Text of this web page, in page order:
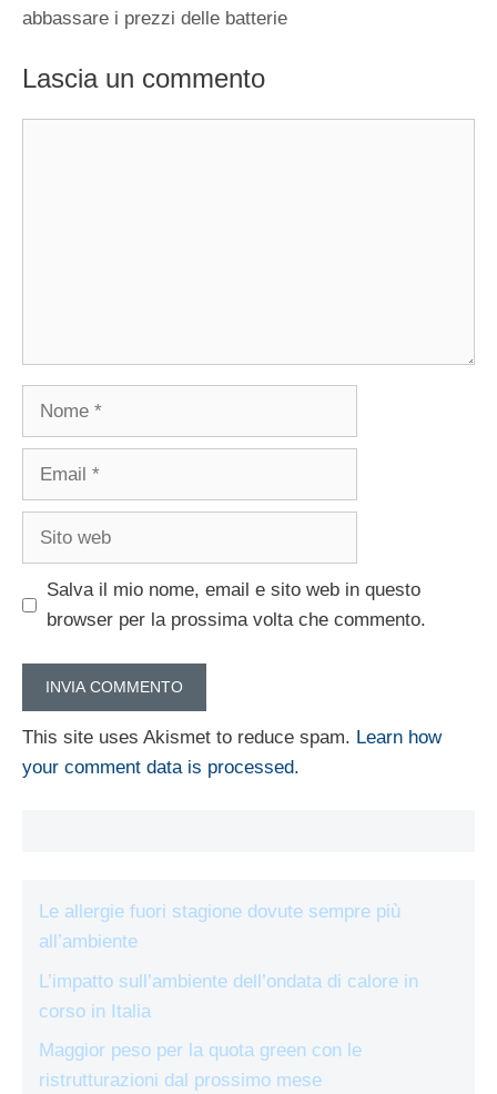
abbassare i prezzi delle batterie
Lascia un commento
Nome
Email
Sito
Salva il mio nome, email e sito web in questo
browser per la prossima volta che commento.
This site uses Akismet to reduce spam. Learn how
your comment data is processed.
Le allergie fuori stagione dovute sempre più
all’ambiente
L’impatto sull’ambiente dell’ondata di calore in
corso in Italia
Maggior peso per la quota green con le
ristrutturazioni dal prossimo mese